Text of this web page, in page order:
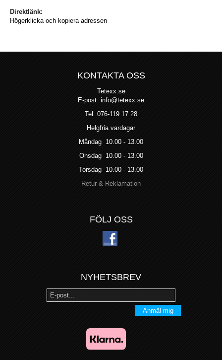
Direktlänk:
Högerklicka och kopiera adressen
KONTAKTA OSS
Tetexx.se
E-post: info@tetexx.se
Tel: 076-119 17 28
Helgfria vardagar
Måndag 10.00 - 13.00
Onsdag 10.00 - 13.00
Torsdag 10.00 - 13.00
Retur & Reklamation
FÖLJ OSS
NYHETSBREV
Anmäl mig